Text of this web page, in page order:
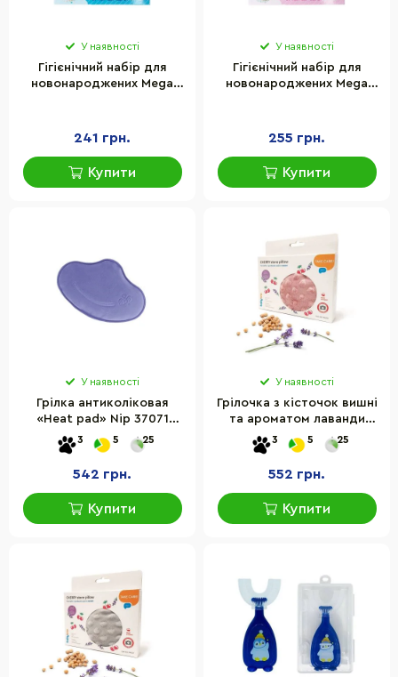
У наявності
Гігієнічний набір для
новонароджених Mega
241 грн.
Купити
У наявності
Гігієнічний набір для
новонароджених Mega
255 грн.
Купити
У наявності
Грілка антиколіковая
«Heat pad» Nip 37071
аромат лаванди
3 5 25
542 грн.
Купити
У наявності
Грілочка з кісточок вишні
та ароматом лаванди
Babyono 796/01, 13 х 16 см
3 5 25
552 грн.
Купити